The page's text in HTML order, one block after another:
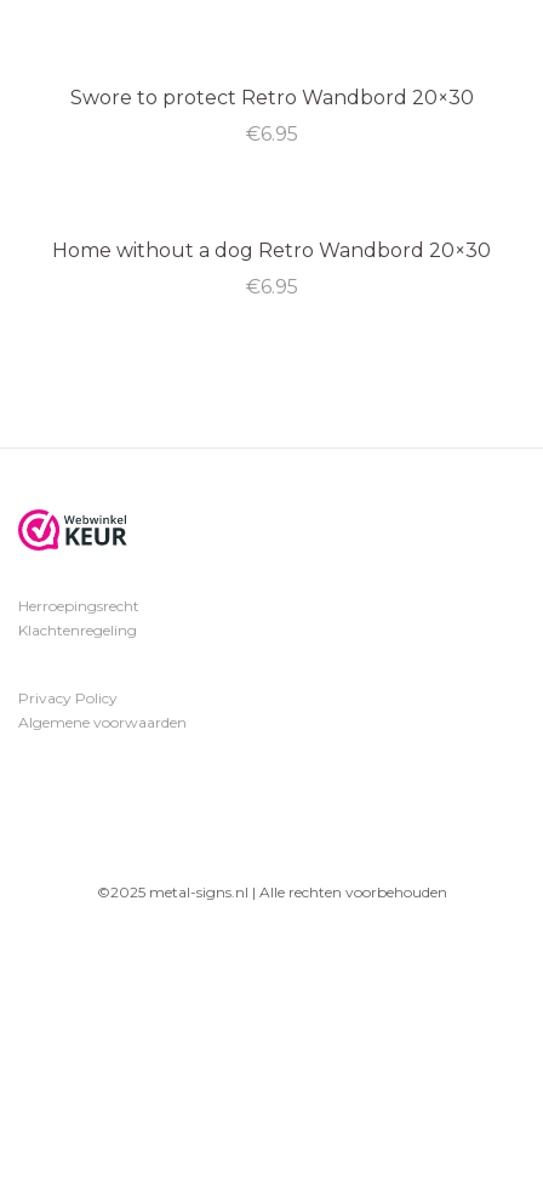
Swore to protect Retro Wandbord 20×30
€6.95
Home without a dog Retro Wandbord 20×30
€6.95
Herroepingsrecht
Klachtenregeling
Privacy Policy
Algemene voorwaarden
©2025 metal-signs.nl | Alle rechten voorbehouden